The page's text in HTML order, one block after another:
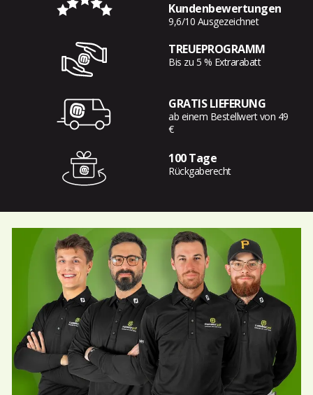
Kundenbewertungen
9,6/10 Ausgezeichnet
TREUEPROGRAMM
Bis zu 5 % Extrarabatt
GRATIS LIEFERUNG
ab einem Bestellwert von 49
€
100 Tage
Rückgaberecht